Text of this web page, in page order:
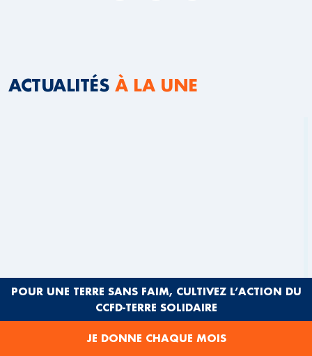
ACTUALITÉS À LA UNE
POUR UNE TERRE SANS FAIM, CULTIVEZ L’ACTION DU
CCFD-TERRE SOLIDAIRE
JE DONNE CHAQUE MOIS